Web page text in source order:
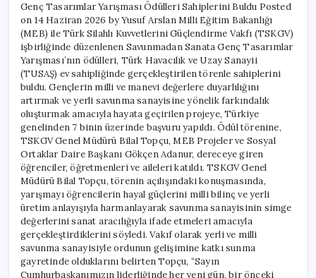
Buldu
için
Genç Tasarımlar Yarışması Ödülleri Sahiplerini Buldu Posted
on 14 Haziran 2026 by Yusuf Arslan Milli Eğitim Bakanlığı
(MEB) ile Türk Silahlı Kuvvetlerini Güçlendirme Vakfı (TSKGV)
işbirliğinde düzenlenen Savunmadan Sanata Genç Tasarımlar
Yarışması’nın ödülleri, Türk Havacılık ve Uzay Sanayii
(TUSAŞ) ev sahipliğinde gerçekleştirilen törenle sahiplerini
buldu. Gençlerin milli ve manevi değerlere duyarlılığını
artırmak ve yerli savunma sanayisine yönelik farkındalık
oluşturmak amacıyla hayata geçirilen projeye, Türkiye
genelinden 7 binin üzerinde başvuru yapıldı. Ödül törenine,
TSKGV Genel Müdürü Bilal Topçu, MEB Projeler ve Sosyal
Ortaklar Daire Başkanı Gökçen Adanur, dereceye giren
öğrenciler, öğretmenleri ve aileleri katıldı. TSKGV Genel
Müdürü Bilal Topçu, törenin açılışındaki konuşmasında,
yarışmayı öğrencilerin hayal güçlerini milli bilinç ve yerli
üretim anlayışıyla harmanlayarak savunma sanayisinin simge
değerlerini sanat aracılığıyla ifade etmeleri amacıyla
gerçekleştirdiklerini söyledi. Vakıf olarak yerli ve milli
savunma sanayisiyle ordunun gelişimine katkı sunma
gayretinde olduklarını belirten Topçu, “Sayın
Cumhurbaşkanımızın liderliğinde her yeni gün, bir önceki